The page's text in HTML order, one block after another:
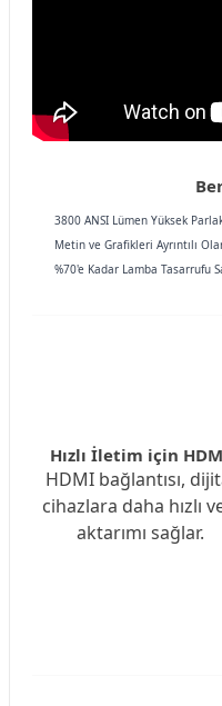
3800 ANSI Lümen Yüksek
Metin ve Grafikleri Ayrıntılı
%70'e Kadar Lamba Tasarrufu
Hızlı İletim için
HDMI bağlantısı,
cihazlara daha hızlı
aktarımı sağlar.